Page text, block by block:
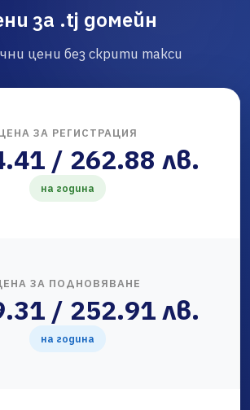
за .tj домейн
цени без скрити такси
ЗА РЕГИСТРАЦИЯ
/ 262.88 лв.
на година
ЗА ПОДНОВЯВАНЕ
/ 252.91 лв.
на година